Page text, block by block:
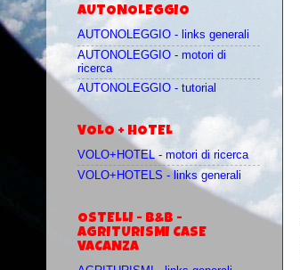
AUTONOLEGGIO
AUTONOLEGGIO - links generali
AUTONOLEGGIO - motori di
ricerca
AUTONOLEGGIO - tutorial
VOLO + HOTEL
VOLO+HOTEL - motori di ricerca
VOLO+HOTELS - links generali
OSTELLI - B&B -
AGRITURISMI CASE
VACANZA